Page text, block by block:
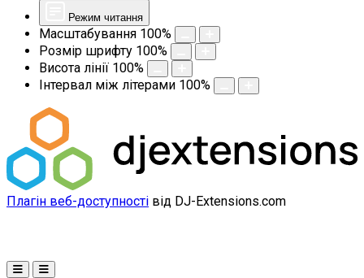
Режим читання
Масштабування 100%
Розмір шрифту 100%
Висота лінії 100%
Інтервал між літерами 100%
Плагін веб-доступності від DJ-Extensions.com